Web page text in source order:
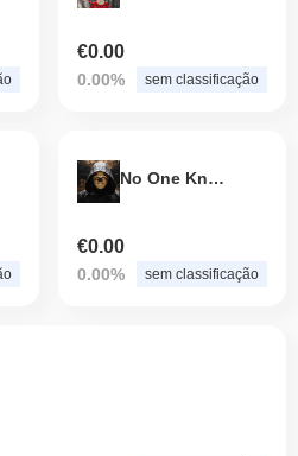
€0.00
0.00% sem classificação
No One Knows Satoshi
€0.00
0.00% sem classificação